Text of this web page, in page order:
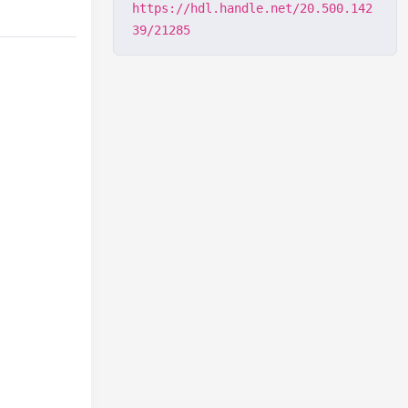
https://hdl.handle.net/20.500.142
39/21285